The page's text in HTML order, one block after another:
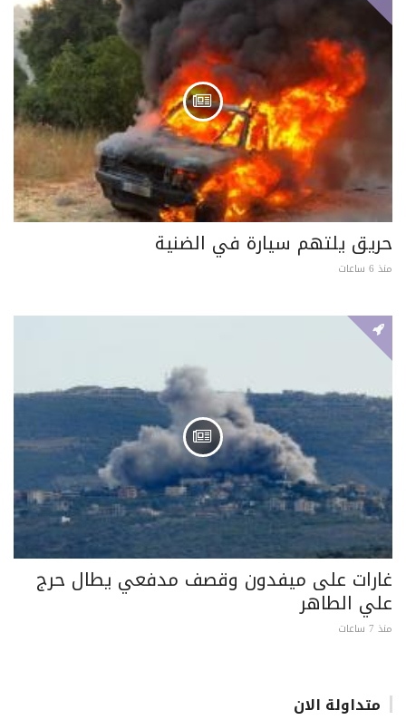
حريق يلتهم سيارة في الضنية
منذ 6 ساعات
غارات على ميفدون وقصف مدفعي يطال حرج
علي الطاهر
منذ 7 ساعات
متداولة الان